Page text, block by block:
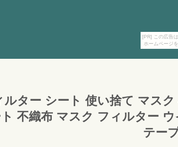
[PR] この広告
ホームページ
ター シート 使い捨て マス
不織布 マスク フィルター
テー